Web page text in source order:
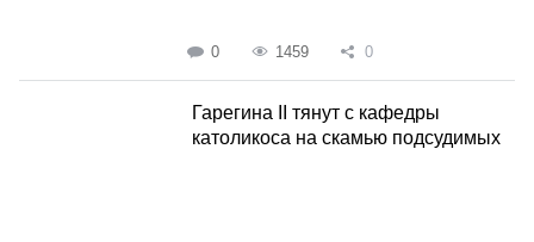
0 1459 0
Гарегина II тянут с кафедры
католикоса на скамью подсудимых